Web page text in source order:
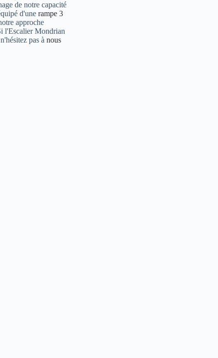
de notre capacité
d'une rampe 3
approche
l'Escalier Mondrian
pas à nous